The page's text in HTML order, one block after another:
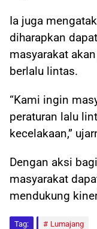
Ia juga
diharapkan
masyarakat
berlalu lintas.
“Kami ingin
peraturan lalu
kecelakaan,”
Dengan aksi
masyarakat
mendukung
Tag: Lumajang